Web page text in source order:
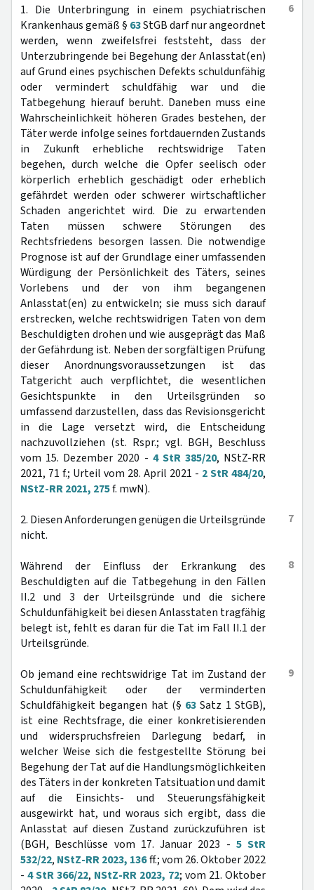
6
1. Die Unterbringung in einem psychiatrischen
Krankenhaus gemäß § 63StGB darf nur angeordnet
werden, wenn zweifelsfrei feststeht, dass der
Unterzubringende bei Begehung der Anlasstat(en)
auf Grund eines psychischen Defekts schuldunfähig
oder vermindert schuldfähig war und die
Tatbegehung hierauf beruht. Daneben muss eine
Wahrscheinlichkeit höheren Grades bestehen, der
Täter werde infolge seines fortdauernden Zustands
in Zukunft erhebliche rechtswidrige Taten
begehen, durch welche die Opfer seelisch oder
körperlich erheblich geschädigt oder erheblich
gefährdet werden oder schwerer wirtschaftlicher
Schaden angerichtet wird. Die zu erwartenden
Taten müssen schwere Störungen des
Rechtsfriedens besorgen lassen. Die notwendige
Prognose ist auf der Grundlage einer umfassenden
Würdigung der Persönlichkeit des Täters, seines
Vorlebens und der von ihm begangenen
Anlasstat(en) zu entwickeln; sie muss sich darauf
erstrecken, welche rechtswidrigen Taten von dem
Beschuldigten drohen und wie ausgeprägt das Maß
der Gefährdung ist. Neben der sorgfältigen Prüfung
dieser Anordnungsvoraussetzungen ist das
Tatgericht auch verpflichtet, die wesentlichen
Gesichtspunkte in den Urteilsgründen so
umfassend darzustellen, dass das Revisionsgericht
in die Lage versetzt wird, die Entscheidung
nachzuvollziehen (st. Rspr.; vgl. BGH, Beschluss
vom 15. Dezember 2020 - 4 StR 385/20, NStZ-RR
2021, 71 f.; Urteil vom 28. April 2021 - 2 StR 484/20,
NStZ-RR 2021, 275f. mwN).
7
2. Diesen Anforderungen genügen die Urteilsgründe
nicht.
8
Während der Einfluss der Erkrankung des
Beschuldigten auf die Tatbegehung in den Fällen
II.2 und 3 der Urteilsgründe und die sichere
Schuldunfähigkeit bei diesen Anlasstaten tragfähig
belegt ist, fehlt es daran für die Tat im Fall II.1 der
Urteilsgründe.
9
Ob jemand eine rechtswidrige Tat im Zustand der
Schuldunfähigkeit oder der verminderten
Schuldfähigkeit begangen hat (§ 63 Satz 1 StGB),
ist eine Rechtsfrage, die einer konkretisierenden
und widerspruchsfreien Darlegung bedarf, in
welcher Weise sich die festgestellte Störung bei
Begehung der Tat auf die Handlungsmöglichkeiten
des Täters in der konkreten Tatsituation und damit
auf die Einsichts- und Steuerungsfähigkeit
ausgewirkt hat, und woraus sich ergibt, dass die
Anlasstat auf diesen Zustand zurückzuführen ist
(BGH, Beschlüsse vom 17. Januar 2023 - 5 StR
532/22, NStZ-RR 2023, 136ff.; vom 26. Oktober 2022
- 4 StR 366/22, NStZ-RR 2023, 72; vom 21. Oktober